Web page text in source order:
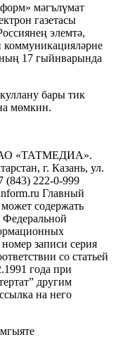
мәгълүмат
газетасы
элемтә,
коммуникацияләрне
17 гыйнварында
бары тик
мөмкин.
АО «ТАТМЕДИА».
г. Казань, ул.
(843) 222-0-999
Главный
содержать
записи серия
со статьей
года при
другим
на него